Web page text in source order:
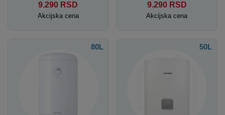
9.290 RSD
Akcijska cena
9.290 RSD
Akcijska cena
80L 50L